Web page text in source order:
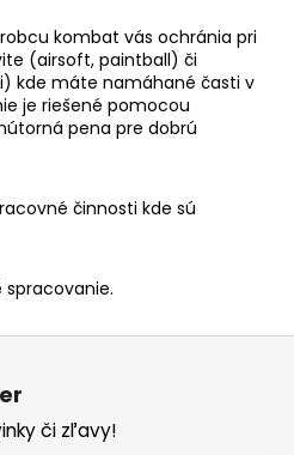
kombat vás ochránia pri
(airsoft, paintball) či
kde máte namáhané časti v
je riešené pomocou
pena pre dobrú
činnosti kde sú
či zľavy!